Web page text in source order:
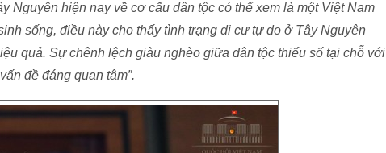
Nguyên hiện nay về cơ cấu dân tộc có thể xem là một Việt Nam
sống, điều này cho thấy tình trạng di cư tự do ở Tây Nguyên
quả. Sự chênh lệch giàu nghèo giữa dân tộc thiểu số tại chỗ với
đề đáng quan tâm”.